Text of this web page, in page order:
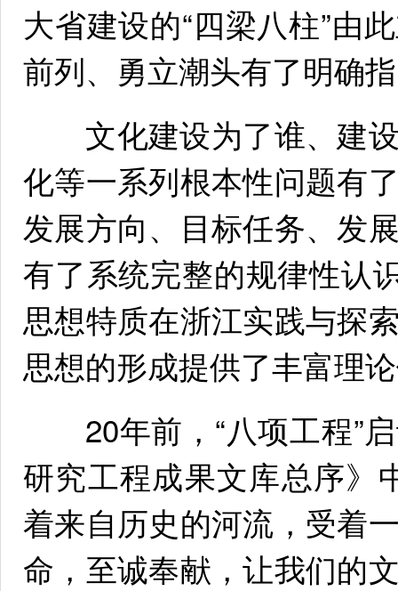
大省建设的“四梁八柱”由
前列、勇立潮头有了明确
文化建设为了谁、建设
化等一系列根本性问题有
发展方向、目标任务、发
有了系统完整的规律性认
思想特质在浙江实践与探
思想的形成提供了丰富理
20年前，“八项工程”
研究工程成果文库总序》
着来自历史的河流，受着
命，至诚奉献，让我们的